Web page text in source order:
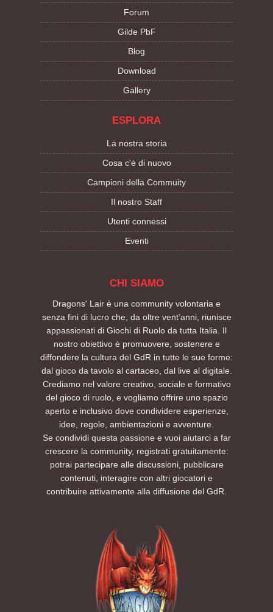
Forum
Gilde PbF
Blog
Download
Gallery
ESPLORA
La nostra storia
Cosa c'è di nuovo
Campioni della Commuity
Il nostro Staff
Utenti connessi
Eventi
CHI SIAMO
Dragons' Lair è una community volontaria e
senza fini di lucro che, da oltre vent’anni, riunisce
appassionati di Giochi di Ruolo da tutta Italia. Il
nostro obiettivo è promuovere, sostenere e
diffondere la cultura del GdR in tutte le sue forme:
dal gioco da tavolo al cartaceo, dal live al digitale.
Crediamo nel valore creativo, sociale e formativo
del gioco di ruolo, e vogliamo offrire uno spazio
aperto e inclusivo dove condividere esperienze,
idee, regole, ambientazioni e avventure.
Se condividi questa passione e vuoi aiutarci a far
crescere la community, registrati gratuitamente:
potrai partecipare alle discussioni, pubblicare
contenuti, interagire con altri giocatori e
contribuire attivamente alla diffusione del GdR.